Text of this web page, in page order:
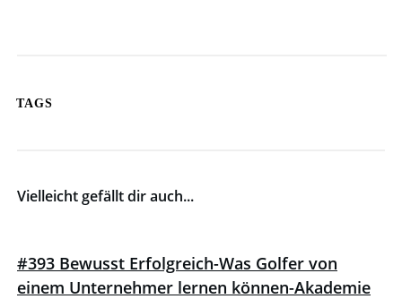
TAGS
Vielleicht gefällt dir auch...
#393 Bewusst Erfolgreich-Was Golfer von
einem Unternehmer lernen können-Akademie